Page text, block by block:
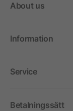
About us
Information
Service
Betalningssätt